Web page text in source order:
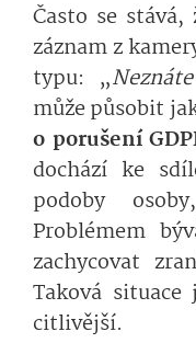
Často se
záznam z
typu: „
může působit
o porušení
dochází ke
podoby
Problémem
zachycovat
Taková
citlivější.